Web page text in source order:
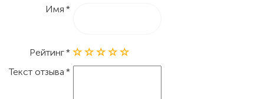
Имя
Рейтинг
Текст отзыва